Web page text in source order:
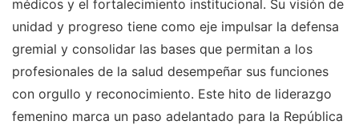
médicos y el fortalecimiento institucional. Su visión de
unidad y progreso tiene como eje impulsar la defensa
gremial y consolidar las bases que permitan a los
profesionales de la salud desempeñar sus funciones
con orgullo y reconocimiento. Este hito de liderazgo
femenino marca un paso adelantado para la República